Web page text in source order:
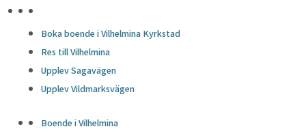
Boka boende i Vilhelmina Kyrkstad
Res till Vilhelmina
Upplev Sagavägen
Upplev Vildmarksvägen
Boende i Vilhelmina